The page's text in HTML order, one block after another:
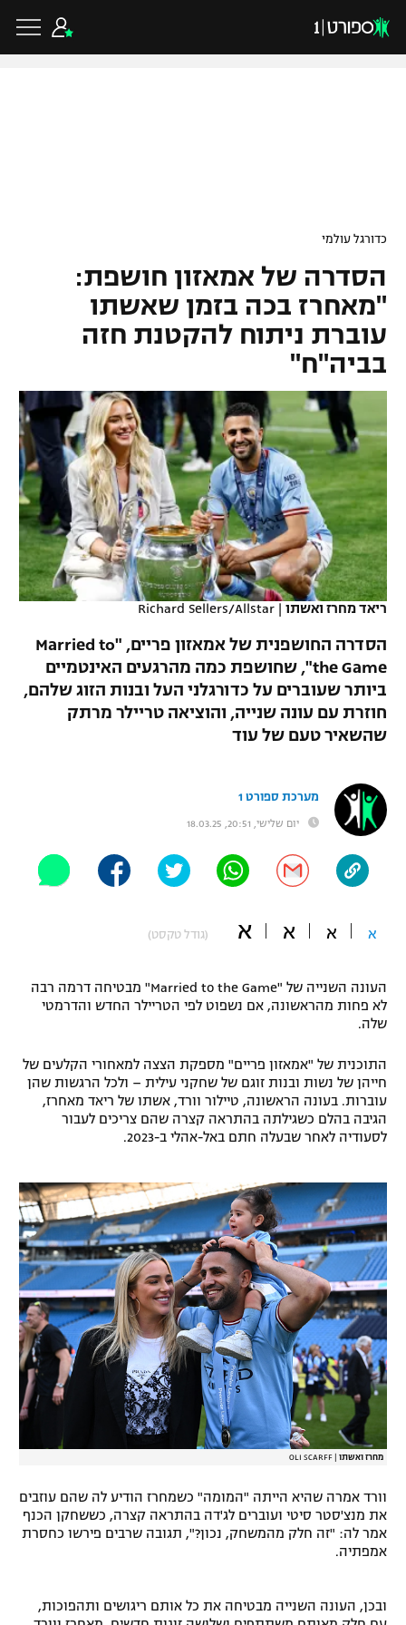
VOD
רץ ברשת
תוצאות
לוח שידורים
ברחבה
"מחצית בשכונה" – פודקאסט
תקנון עבור פעילות אלקטרה
גיימינג E-Sports
תנאי שימוש
מדיניות פרטיות
תקנון פעילות ספורט 1
רשיון להקרנה פומבית לבית עסק
הצטרפות לחבילת הערוצים
לוח דרושים – ג'ובנט
תגיות
המגזין
גביע הטוטו
ליגיונרים
נבחרת ישראל
מכבי חיפה
בית"ר ירושלים
מכבי תל אביב
הפועל תל אביב
הפועל חיפה
הפועל באר שבע
מכבי נתניה
ליגת האלופות
ליגה אירופית
ליגה אנגלית
ליגה גרמנית
ליגה ספרדית
ליגה איטלקית
ליגה צרפתית
ליגה הולנדית
ליגה סינית
ליגה ברזילאית
כדורסל ישראלי
ליגת ווינר סל
כדורסל נשים
מכבי תל אביב
הפועל חולון
הפועל ירושלים
דני אבדיה
כדורסל עולמי
NBA
יורוליג
יורוקאפ
ענפים נוספים
טניס
כדוריד
כדורעף
שחייה
אגרוף
ספורט אולימפי
היאבקות WWE
כדורמים
פוטבול אמריקאי NFL
בייסבול MLB
ספורט אתגרי ואקסטרים
אומנויות לחימה
כדורגל עולמי
הסדרה של אמאזון חושפת:
"מאחרז בכה בזמן שאשתו
עוברת ניתוח להקטנת חזה
בביה"ח"
ריאד מחרז ואשתו |
Richard Sellers/Allstar
הסדרה החושפנית של אמאזון פריים, "Married to
the Game", שחושפת כמה מהרגעים האינטמיים
ביותר שעוברים על כדורגלני העל ובנות הזוג שלהם,
חוזרת עם עונה שנייה, והוציאה טריילר מרתק
שהשאיר טעם של עוד
מערכת ספורט 1
יום שלישי, 20:51, 18.03.25
א א א א (גודל טקסט)
העונה השנייה של "Married to the Game" מבטיחה דרמה רבה
לא פחות מהראשונה, אם נשפוט לפי הטריילר החדש והדרמטי
שלה.
התוכנית של "אמאזון פריים" מספקת הצצה למאחורי הקלעים של
חייהן של נשות ובנות זוגם של שחקני עילית – ולכל הרגשות שהן
עוברות. בעונה הראשונה, טיילור וורד, אשתו של ריאד מאחרז,
הגיבה בהלם כשגילתה בהתראה קצרה שהם צריכים לעבור
לסעודיה לאחר שבעלה חתם באל-אהלי ב-2023.
מחרז ואשתו OLI SCARFF
וורד אמרה שהיא הייתה "המומה" כשמחרז הודיע לה שהם עוזבים
את מנצ'סטר סיטי ועוברים לג'דה בהתראה קצרה, כששחקן הכנף
אמר לה: "זה חלק מהמשחק, נכון?", תגובה שרבים פירשו כחסרת
אמפתיה.
ובכן, העונה השנייה מבטיחה את כל אותם ריגושים ותהפוכות,